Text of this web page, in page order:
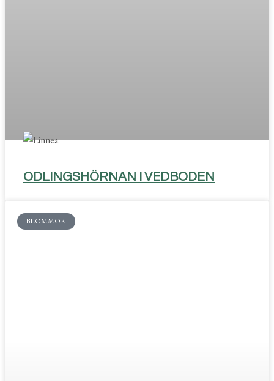
ODLINGSHÖRNAN I VEDBODEN
BLOMMOR